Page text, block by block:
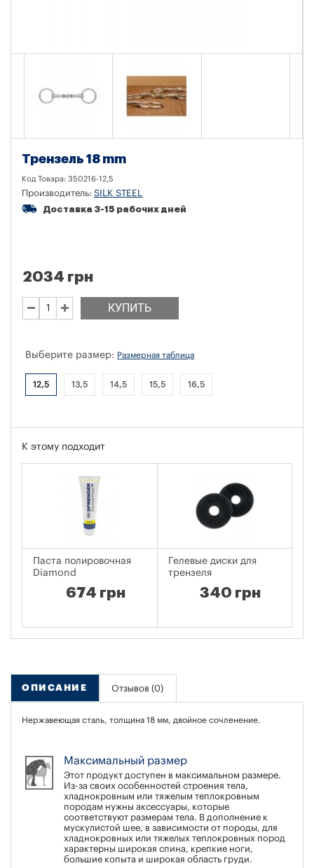
Трензель 18 mm
Код Товара: 350216-12,5
Производитель: SILK STEEL
Доставка 3-15 рабочих дней
КУПИТЬ
2034 грн
Выберите размер: Размерная таблица
12,5 13,5 14,5 15,5 16,5
К этому подходит
Паста полировочная
Diamond
674 грн
Гелевые диски для
трензеля
340 грн
ОПИСАНИЕ Отзывов (0)
Нержавеющая сталь, толщина 18 мм, двойное сочленение.
Максимальный размер
Этот продукт доступен в максимальном размере.
Из-за своих особенностей строения тела,
хладнокровным или тяжелым теплокровным
породам нужны аксессуары, которые
соответствуют размерам тела. В дополнение к
мускулистой шее, в зависимости от породы, для
хладнокровных или тяжелых теплокровных пород
характерны широкая спина, крепкие ноги,
большие копыта и широкая область груди.